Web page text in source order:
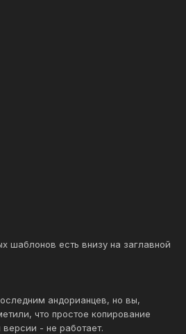
шаблонов есть внизу на заглавной
андорианцев, но вы,
что простое копирование
- не работает.